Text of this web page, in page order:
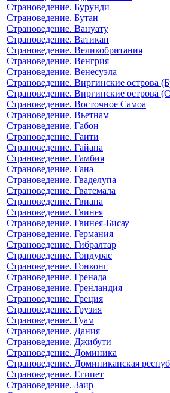
Страноведение. Бурунди
Страноведение. Бутан
Страноведение. Вануату
Страноведение. Ватикан
Страноведение. Великобритания
Страноведение. Венгрия
Страноведение. Венесуэла
Страноведение. Виргинские острова
Страноведение. Виргинские острова
Страноведение. Восточное Самоа
Страноведение. Вьетнам
Страноведение. Габон
Страноведение. Гаити
Страноведение. Гайана
Страноведение. Гамбия
Страноведение. Гана
Страноведение. Гваделупа
Страноведение. Гватемала
Страноведение. Гвиана
Страноведение. Гвинея
Страноведение. Гвинея-Бисау
Страноведение. Германия
Страноведение. Гибралтар
Страноведение. Гондурас
Страноведение. Гонконг
Страноведение. Гренада
Страноведение. Гренландия
Страноведение. Греция
Страноведение. Грузия
Страноведение. Гуам
Страноведение. Дания
Страноведение. Джибути
Страноведение. Доминика
Страноведение. Доминиканская
Страноведение. Египет
Страноведение. Заир